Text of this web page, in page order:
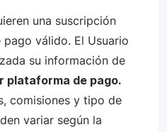
una suscripción
válido. El Usuario
su información de
plataforma de pago.
comisiones y tipo de
variar según la